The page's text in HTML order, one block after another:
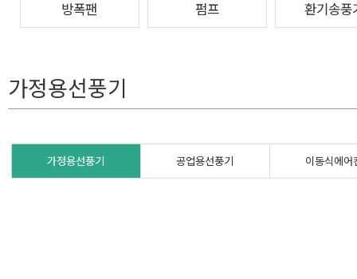
방폭팬 펌프 환기송풍
가정용선풍기
가정용선풍기 공업용선풍기 이동식에어